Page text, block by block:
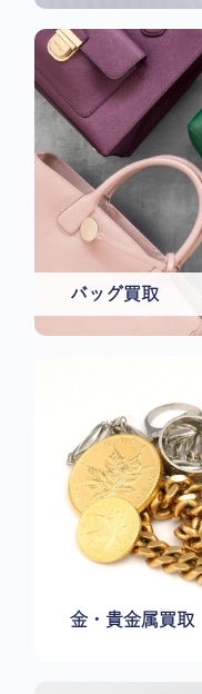
バッグ買取
金・貴金属買取